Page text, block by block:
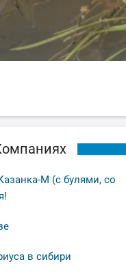
М (с булями, со
в сибири